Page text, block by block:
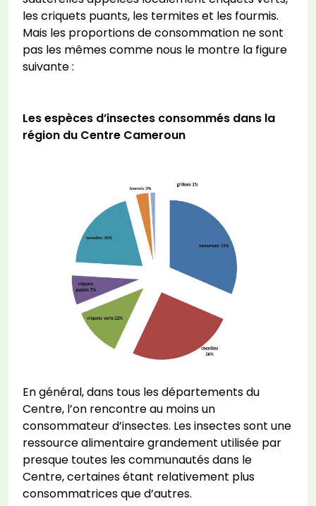
les criquets puants, les termites et les fourmis.
Mais les proportions de consommation ne sont
pas les mêmes comme nous le montre la figure
suivante :
Les espèces d’insectes consommés dans la
région du Centre Cameroun
En général, dans tous les départements du
Centre, l’on rencontre au moins un
consommateur d’insectes. Les insectes sont une
ressource alimentaire grandement utilisée par
presque toutes les communautés dans le
Centre, certaines étant relativement plus
consommatrices que d’autres.